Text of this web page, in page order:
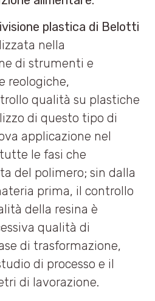
plastica di Belotti
nella
di strumenti e
reologiche,
qualità su plastiche
di questo tipo di
applicazione nel
le fasi che
del polimero; sin dalla
prima, il controllo
della resina è
qualità di
di trasformazione,
di processo e il
di lavorazione.